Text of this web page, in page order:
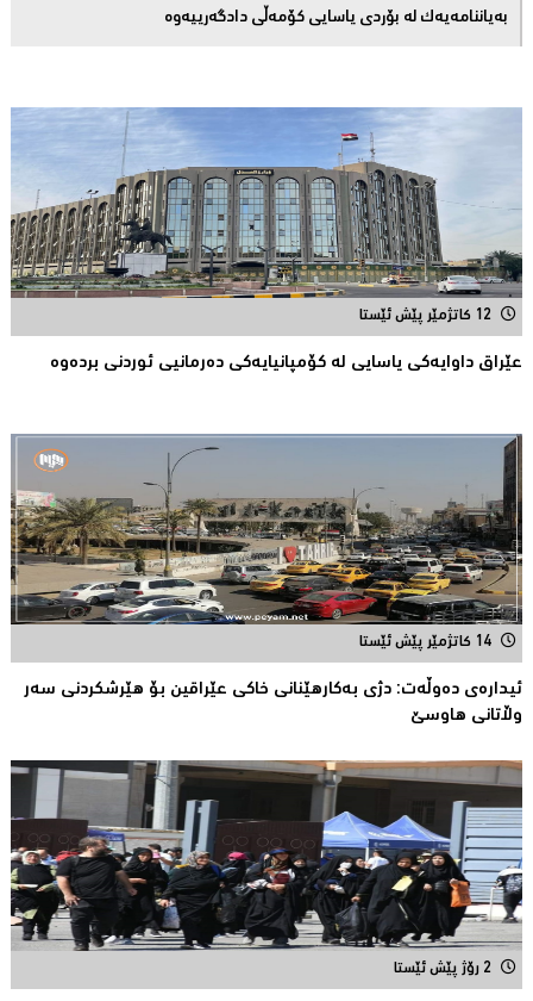
بەیاننامەیەک لە بۆردی یاسایی کۆمەڵی دادگەرییەوە
12 کاتژمێر پێش ئێستا
عێراق داوایەکی یاسایی لە کۆمپانیایه‌كی دەرمانیى ئوردنی بردەوە
14 کاتژمێر پێش ئێستا
ئیدارەى دەوڵەت: دژى بەکارهێنانى خاکی عێراقین بۆ هێرشکردنى سەر
وڵاتانی هاوسێ
2 رۆژ پێش ئێستا